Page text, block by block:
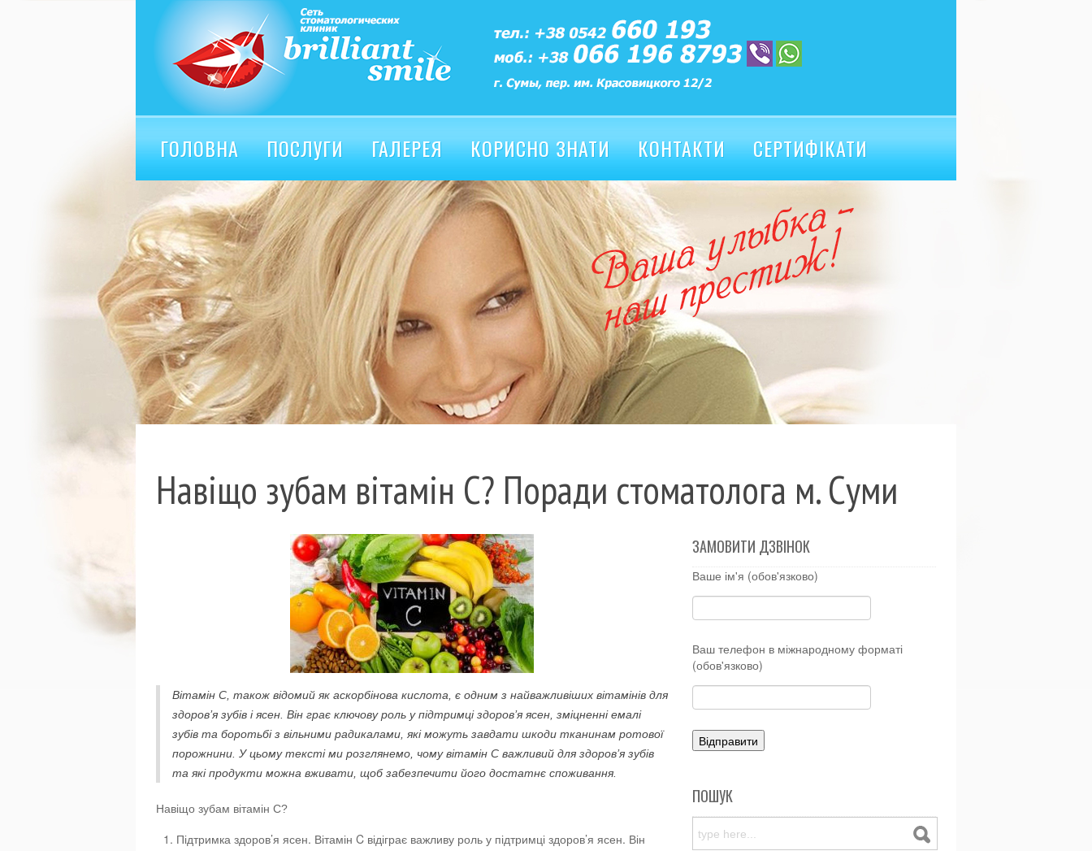
ГОЛОВНА ПОСЛУГИ ГАЛЕРЕЯ КОРИСНО ЗНАТИ КОНТАКТИ
СЕРТИФІКАТИ
ВІДГУКИ
Навіщо зубам вітамін С? Поради стоматолога м. Суми
Вітамін С, також відомий як аскорбінова кислота, є одним з найважливіших вітамінів для
здоров’я зубів і ясен. Він грає ключову роль у підтримці здоров’я ясен, зміцненні емалі
зубів та боротьбі з вільними радикалами, які можуть завдати шкоди тканинам ротової
порожнини. У цьому тексті ми розглянемо, чому вітамін C важливий для здоров’я зубів
та які продукти можна вживати, щоб забезпечити його достатнє споживання.
Навіщо зубам вітамін C?
Підтримка здоров’я ясен. Вітамін C відіграє важливу роль у підтримці здоров’я ясен. Він
ЗАМОВИТИ ДЗВІНОК
Ваше ім'я (обов'язково)
Ваш телефон в міжнародному форматі
(обов'язково)
ПОШУК